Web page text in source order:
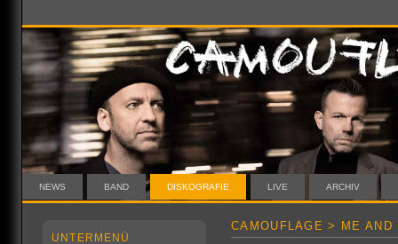
NEWS BAND DISKOGRAFIE LIVE ARCHIV
UNTERMENÜ
CAMOUFLAGE > ME